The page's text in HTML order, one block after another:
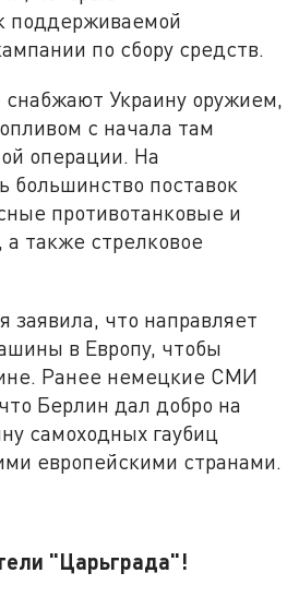
поддерживаемой
по сбору средств.
Украину оружием,
с начала там
операции. На
большинство поставок
противотанковые и
также стрелковое
заявила, что направляет
в Европу, чтобы
Ранее немецкие СМИ
Берлин дал добро на
самоходных гаубиц
европейскими странами.
"Царьграда"!